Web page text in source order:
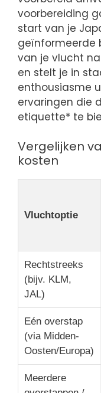
voorbereiding
start van je
geïnformeerde
van je vlucht
en stelt je in
enthousiasme
ervaringen die
etiquette* te
Vergelijken
kosten
Vluchtoptie
Rechtstreeks
(bijv. KLM,
JAL)
Eén overstap
(via Midden-
Oosten/Europa)
Meerdere